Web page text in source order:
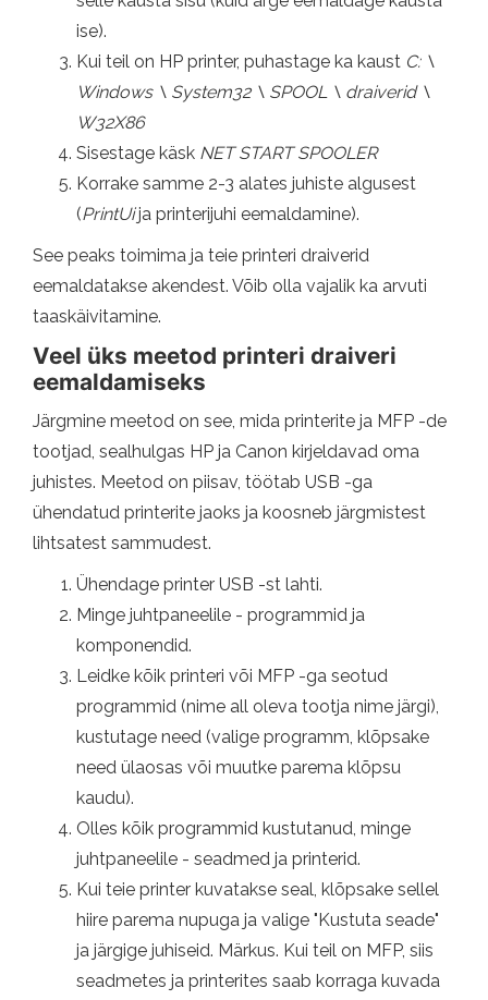
ise).
Kui teil on HP printer, puhastage ka kaust C: \
Windows \ System32 \ SPOOL \ draiverid \
W32X86
Sisestage käsk NET START SPOOLER
Korrake samme 2-3 alates juhiste algusest
(PrintUija printerijuhi eemaldamine).
See peaks toimima ja teie printeri draiverid
eemaldatakse akendest. Võib olla vajalik ka arvuti
taaskäivitamine.
Veel üks meetod printeri draiveri
eemaldamiseks
Järgmine meetod on see, mida printerite ja MFP -de
tootjad, sealhulgas HP ja Canon kirjeldavad oma
juhistes. Meetod on piisav, töötab USB -ga
ühendatud printerite jaoks ja koosneb järgmistest
lihtsatest sammudest.
Ühendage printer USB -st lahti.
Minge juhtpaneelile - programmid ja
komponendid.
Leidke kõik printeri või MFP -ga seotud
programmid (nime all oleva tootja nime järgi),
kustutage need (valige programm, klõpsake
need ülaosas või muutke parema klõpsu
kaudu).
Olles kõik programmid kustutanud, minge
juhtpaneelile - seadmed ja printerid.
Kui teie printer kuvatakse seal, klõpsake sellel
hiire parema nupuga ja valige "Kustuta seade"
ja järgige juhiseid. Märkus. Kui teil on MFP, siis
seadmetes ja printerites saab korraga kuvada